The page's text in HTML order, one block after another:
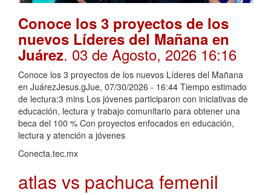
Conoce los 3 proyectos de los
nuevos Líderes del Mañana en
Juárez. 03 de Agosto, 2026 16:16
Conoce los 3 proyectos de los nuevos Líderes del Mañana
en JuárezJesus.gJue, 07/30/2026 - 16:44 Tiempo estimado
de lectura:3 mins Los jóvenes participaron con iniciativas de
educación, lectura y trabajo comunitario para obtener una
beca del 100 % Con proyectos enfocados en educación,
lectura y atención a jóvenes
Conecta.tec.mx
atlas vs pachuca femenil